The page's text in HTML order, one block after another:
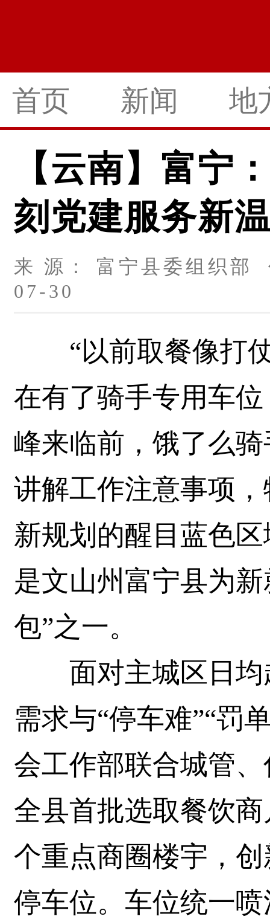
首页 新闻 地
【云南】富宁
刻党建服务新
来 源： 富宁县委组织
07-30
“以前取餐像打仗
在有了骑手专用车
峰来临前，饿了么
讲解工作注意事项
新规划的醒目蓝色
是文山州富宁县为
包”之一。
面对主城区日均
需求与“停车难”“罚
会工作部联合城管
全县首批选取餐饮
个重点商圈楼宇，
停车位。车位统一